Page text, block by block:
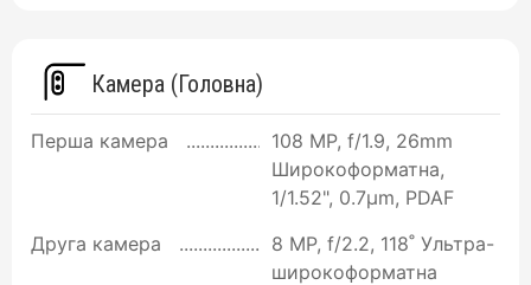
Камера (Головна)
Перша камера
108 MP, f/1.9, 26mm
Широкоформатна,
1/1.52", 0.7µm, PDAF
Друга камера
8 MP, f/2.2, 118˚ Ультра-
широкоформатна